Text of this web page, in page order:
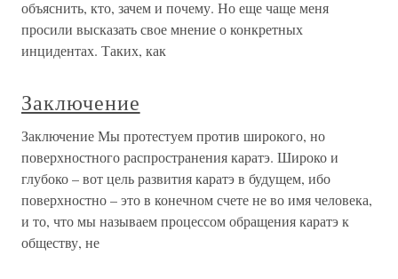
объяснить, кто, зачем и почему. Но еще чаще меня
просили высказать свое мнение о конкретных
инцидентах. Таких, как
Заключение
Заключение Мы протестуем против широкого, но
поверхностного распространения каратэ. Широко и
глубоко – вот цель развития каратэ в будущем, ибо
поверхностно – это в конечном счете не во имя человека,
и то, что мы называем процессом обращения каратэ к
обществу, не